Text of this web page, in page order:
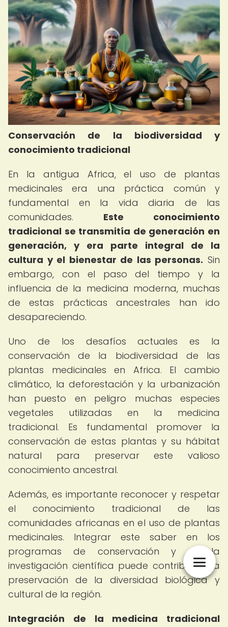
Conservación de la biodiversidad y
conocimiento tradicional
En la antigua Africa, el uso de plantas
medicinales era una práctica común y
fundamental en la vida diaria de las
comunidades. Este conocimiento
tradicional se transmitía de generación en
generación, y era parte integral de la
cultura y el bienestar de las personas. Sin
embargo, con el paso del tiempo y la
influencia de la medicina moderna, muchas
de estas prácticas ancestrales han ido
desapareciendo.
Uno de los desafíos actuales es la
conservación de la biodiversidad de las
plantas medicinales en Africa. El cambio
climático, la deforestación y la urbanización
han puesto en peligro muchas especies
vegetales utilizadas en la medicina
tradicional. Es fundamental promover la
conservación de estas plantas y su hábitat
natural para preservar este valioso
conocimiento ancestral.
Además, es importante reconocer y respetar
el conocimiento tradicional de las
comunidades africanas en el uso de plantas
medicinales. Integrar este saber en los
programas de conservación y en la
investigación científica puede contribuir a la
preservación de la diversidad biológica y
cultural de la región.
Integración de la medicina tradicional